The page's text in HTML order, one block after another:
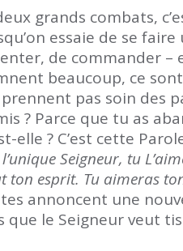
grands combats,
essaie de se
de commander
beaucoup, ce
pas soin des
? Parce que tu as
elle ? C’est cette
Seigneur, tu
ton esprit. Tu aimeras
annoncent une
que le Seigneur veut